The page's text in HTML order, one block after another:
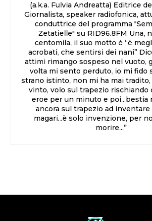
(a.k.a. Fulvia Andreatta) Editrice
Giornalista, speaker radiofonica,
conduttrice del programma
Zetatielle" su RID96.8FM Una,
centomila, il suo motto è “è
acrobati, che sentirsi dei nani”
attimi rimango sospeso nel vuoto,
volta mi sento perduto, io mi fido
strano istinto, non mi ha mai
vinto, volo sul trapezio rischiando
eroe per un minuto e poi...bestia
ancora sul trapezio ad inventare
magari...è solo invenzione, per
morire...”